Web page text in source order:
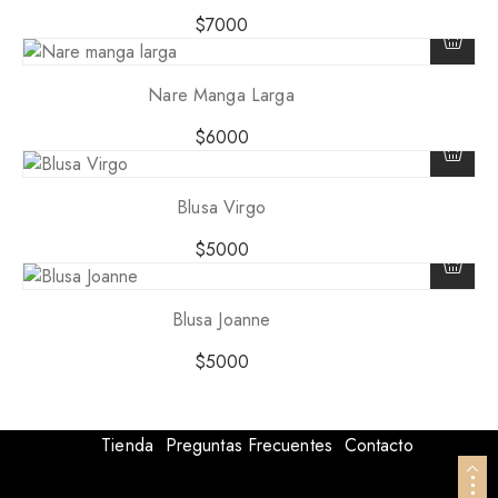
$7000
Nare Manga Larga
$6000
Blusa Virgo
$5000
Blusa Joanne
$5000
Tienda Preguntas Frecuentes Contacto